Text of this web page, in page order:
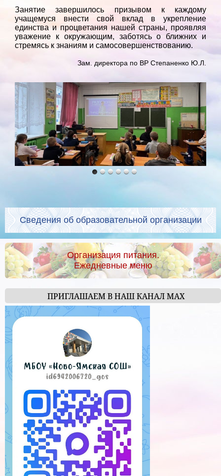
Занятие завершилось призывом к каждому
учащемуся внести свой вклад в укрепление
единства и процветания нашей страны, проявляя
уважение к окружающим, заботясь о ближних и
стремясь к знаниям и самосовершенствованию.
Зам. директора по ВР Степаненко Ю.Л.
Сведения об образовательной организации
Организация питания.
Ежедневные меню
ПРИГЛАШАЕМ В НАШ КАНАЛ МАХ